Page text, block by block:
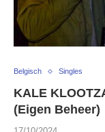
Belgisch Singles
KALE
(Eigen Beheer)